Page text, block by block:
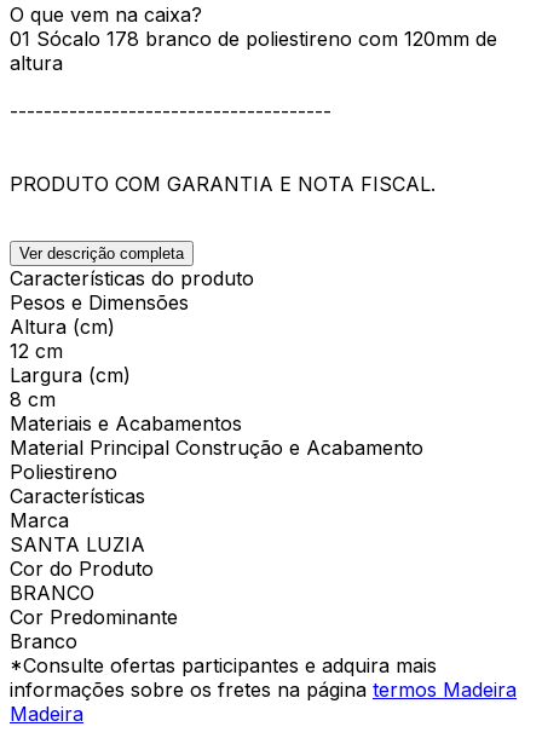
O que vem na caixa?
01 Sócalo 178 branco de poliestireno com 120mm de
altura
--------------------------------------
PRODUTO COM GARANTIA E NOTA FISCAL.
Ver descrição completa
Características do produto
Pesos e Dimensões
Altura (cm)
12 cm
Largura (cm)
8 cm
Materiais e Acabamentos
Material Principal Construção e Acabamento
Poliestireno
Características
Marca
SANTA LUZIA
Cor do Produto
BRANCO
Cor Predominante
Branco
*Consulte ofertas participantes e adquira mais
informações sobre os fretes na página termos Madeira
Madeira